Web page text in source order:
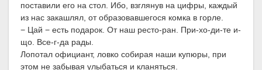
поставили его на стол. Ибо, взглянув на цифры, каждый
из нас закашлял, от образовавшегося комка в горле.
− Цай − есть подарок. От наш ресто-ран. При-хо-ди-те и-
що. Все-г-да рады.
Лопотал официант, ловко собирая наши купюры, при
этом не забывая улыбаться и кланяться.